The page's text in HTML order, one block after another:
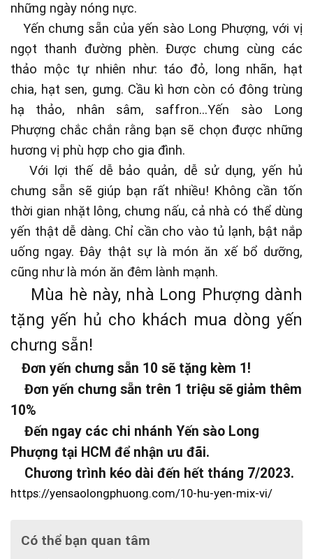
những ngày nóng nực.
Yến chưng sẵn của yến sào Long Phượng, với vị
ngọt thanh đường phèn. Được chưng cùng các
thảo mộc tự nhiên như: táo đỏ, long nhãn, hạt
chia, hạt sen, gưng. Cầu kì hơn còn có đông trùng
hạ thảo, nhân sâm, saffron…Yến sào Long
Phượng chắc chắn rằng bạn sẽ chọn được những
hương vị phù hợp cho gia đình.
Với lợi thế dễ bảo quản, dễ sử dụng, yến hủ
chưng sẵn sẽ giúp bạn rất nhiều! Không cần tốn
thời gian nhặt lông, chưng nấu, cả nhà có thể dùng
yến thật dễ dàng. Chỉ cần cho vào tủ lạnh, bật nắp
uống ngay. Đây thật sự là món ăn xế bổ dưỡng,
cũng như là món ăn đêm lành mạnh.
Mùa hè này, nhà Long Phượng dành
tặng yến hủ cho khách mua dòng yến
chưng sẵn!
Đơn yến chưng sẵn 10 sẽ tặng kèm 1!
Đơn yến chưng sẵn trên 1 triệu sẽ giảm thêm
10%
Đến ngay các chi nhánh Yến sào Long
Phượng tại HCM để nhận ưu đãi.
Chương trình kéo dài đến hết tháng 7/2023.
https://yensaolongphuong.com/10-hu-yen-mix-vi/
Có thể bạn quan tâm